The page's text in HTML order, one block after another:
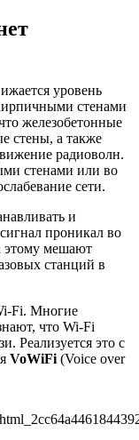
уровень
стенами
железобетонные
стены, а также
радиоволн.
стенами или во
сети.
и
проникал во
этому мешают
станций в
Fi. Многие
что Wi-Fi
Реализуется это с
VoWiFi (Voice over